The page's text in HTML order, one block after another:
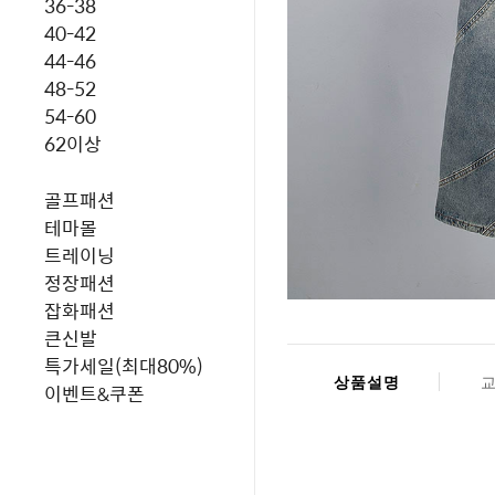
40-42
44-46
48-52
54-60
62이상
골프패션
테마몰
트레이닝
정장패션
잡화패션
큰신발
특가세일(최대80%)
이벤트&쿠폰
상품설명